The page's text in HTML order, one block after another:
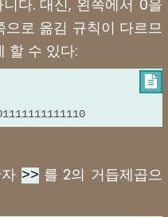
다. 대신, 왼쪽에서 0을
로 옮김 규칙이 다르므
할 수 있다:

>> 를 2의 거듭제곱으